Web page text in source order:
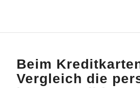
Beim
Vergleich die